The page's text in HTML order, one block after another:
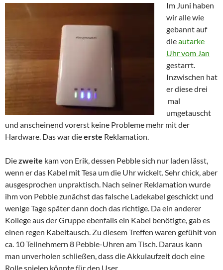
Im Juni haben
wir alle wie
gebannt auf
dieautarke
Uhr vom Jan
gestarrt.
Inzwischen hat
er diese drei
mal
umgetauscht
und anscheinend vorerst keine Probleme mehr mit der
Hardware. Das war dieerste Reklamation.
Diezweite kam von Erik, dessen Pebble sich nur laden lässt,
wenn er das Kabel mit Tesa um die Uhr wickelt. Sehr chick, aber
ausgesprochen unpraktisch. Nach seiner Reklamation wurde
ihm von Pebble zunächst das falsche Ladekabel geschickt und
wenige Tage später dann doch das richtige. Da ein anderer
Kollege aus der Gruppe ebenfalls ein Kabel benötigte, gab es
einen regen Kabeltausch. Zu diesem Treffen waren gefühlt von
ca. 10 Teilnehmern 8 Pebble-Uhren am Tisch. Daraus kann
man unverholen schließen, dass die Akkulaufzeit doch eine
Rolle spielen könnte für den User.